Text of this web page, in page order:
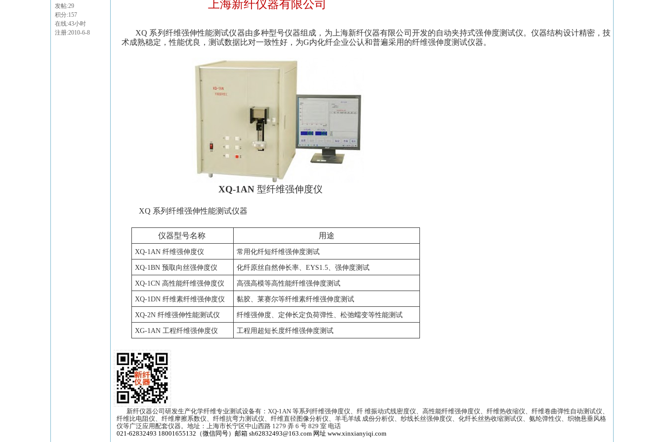
发帖:29
积分:157
在线:43小时
注册:2010-6-8
上海新纤仪器有限公司
XQ 系列纤维强伸性能测试仪器由多种型号仪器组成，为上海新纤仪器有限公司开发的自动夹持式强伸度测试仪。仪器结构设计精密，技
术成熟稳定，性能优良，测试数据比对一致性好，为G内化纤企业公认和普遍采用的纤维强伸度测试仪器。
XQ-1AN型纤维强伸度仪
XQ 系列纤维强伸性能测试仪器
仪器型号名称 用途
XQ-1AN纤维强伸度仪 常用化纤短纤维强伸度测试
XQ-1BN预取向丝强伸度仪 化纤原丝自然伸长率、EYS1.5 、强伸度测试
XQ-1CN高性能纤维强伸度仪 高强高模等高性能纤维强伸度测试
XQ-1DN纤维素纤维强伸度仪 黏胶、莱赛尔等纤维素纤维强伸度测试
XQ-2N纤维强伸性能测试仪 纤维强伸度、定伸长定负荷弹性、松弛蠕变等性能测试
XG-1AN 工程纤维强伸度仪 工程用超短长度纤维强伸度测试
新纤仪器公司研发生产化学纤维专业测试设备有： XQ-1AN 等系列纤维强伸度仪、纤 维振动式线密度仪、高性能纤维强伸度仪、纤维热收缩仪、纤维卷曲弹性自动测试仪、
纤维比电阻仪、纤维摩擦系数仪、纤维抗弯力测试仪、纤维直径图像分析仪、羊毛羊绒 成份分析仪、纱线长丝强伸度仪、化纤长丝热收缩测试仪、氨纶弹性仪、织物悬垂风格
仪等广泛应用配套仪器。地址：上海市长宁区中山西路 1279 弄 6 号 829 室 电话
021-62832493 18001655132（微信同号）邮箱 sh62832493@163.com 网址 www.xinxianyiqi.com